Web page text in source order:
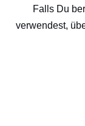
Falls Du
verwendest,